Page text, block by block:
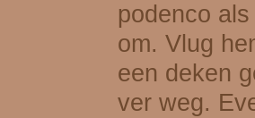
podenco
om. Vlug
een deken
ver weg.